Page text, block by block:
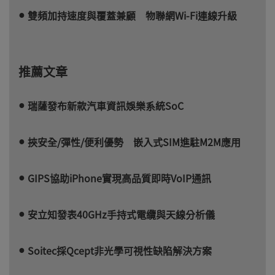
雙頻加持速度與覆蓋兼顧 物聯網Wi-Fi連線升級
推薦文章
瑞薩發布新款汽車資訊娛樂系統SoC
挾安全/彈性/便利優勢 嵌入式SIM進駐M2M應用
GIPS協助iPhone實現高品質即時VoIP通訊
安立知發表40GHz手持式電纜與天線分析儀
Soitec採Qcept非光學可視性缺陷解決方案